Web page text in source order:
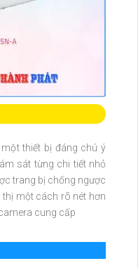
một thiết bị đáng chú ý
sát từng chi tiết nhỏ
trang bị chống ngược
thị một cách rõ nét hơn
cung cấp